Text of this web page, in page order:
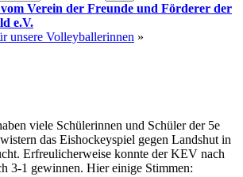
Verein der Freunde und Förderer der
e.V.
unsere Volleyballerinnen »
viele Schülerinnen und Schüler der 5e
das Eishockeyspiel gegen Landshut in
Erfreulicherweise konnte der KEV nach
3-1 gewinnen. Hier einige Stimmen: